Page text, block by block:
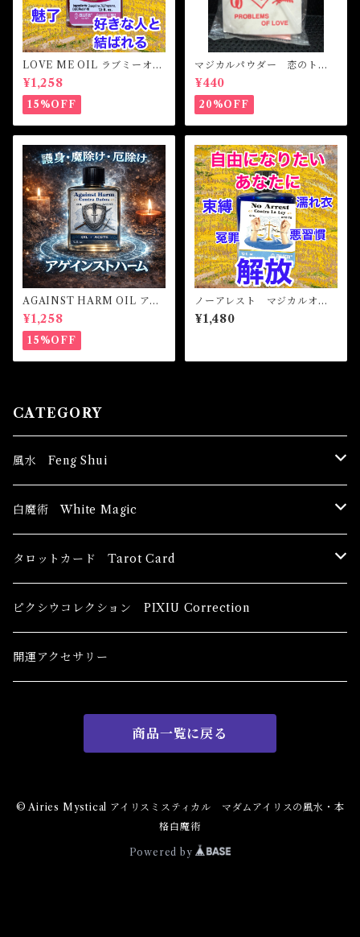
LOVE ME OIL ラブミーオイ
ル -相思相愛・愛される-
¥1,258
15%OFF
マジカルパウダー 恋のトラ
ブル Magical Powder PR
OBLEM OF LOVE
¥440
20%OFF
AGAINST HARM OIL アゲ
インストハームオイル -厄除
け・魔除け・護身-
¥1,258
15%OFF
ノーアレスト マジカルオイ
ル・魔女オイル No Arrest
Magical Oil
¥1,480
CATEGORY
風水 Feng Shui
ブッダ Buddha
恋愛運
健康運 Health
金運 Money
キーチェーン
金運 Money
干支風水置き物
ブレスレット Bracelet
白魔術 White Magic
香油 Oils
恋愛 Love
金運 Money
スピリチュアル Spiritual
キャンドル Candles
恋愛 Love
線香 Stick Incense
パウダー Magical Powder
仕事
バス＆フロアウォッシュ Bath&Floor Wash
バスハーブ Bath Herb
タロットカード Tarot Card
初心者向け For The Beginners
中級者向け
ピクシウコレクション PIXIU Correction
開運アクセサリー
商品一覧に戻る
© Airies Mystical アイリスミスティカル マダムアイリスの風水・本
格白魔術
Powered by